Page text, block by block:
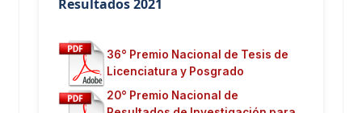
Resultados 2021
36° Premio Nacional de Tesis de
Licenciatura y Posgrado
20° Premio Nacional de